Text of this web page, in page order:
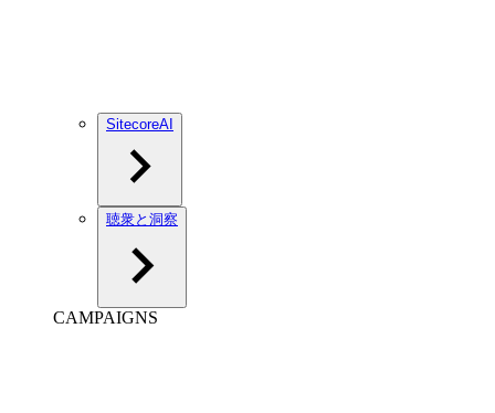
SitecoreAI
聴衆と洞察
CAMPAIGNS